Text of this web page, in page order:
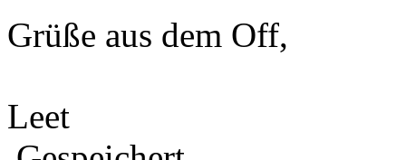
Grüße aus dem Off,
Leet